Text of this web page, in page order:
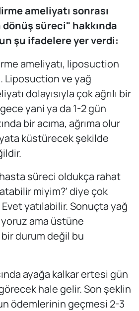
ameliyatı sonrası
süreci" hakkında
şu ifadelere yer verdi:
ameliyatı, liposuction
Liposuction ve yağ
dolayısıyla çok ağrılı bir
yani ya da 1-2 gün
bir acıma, ağrıma olur
küstürecek şekilde
süreci oldukça rahat
miyim?' diye çok
yatılabilir. Sonuçta yağ
ama üstüne
durum değil bu
ayağa kalkar ertesi gün
hale gelir. Son şeklin
ödemlerinin geçmesi 2-3